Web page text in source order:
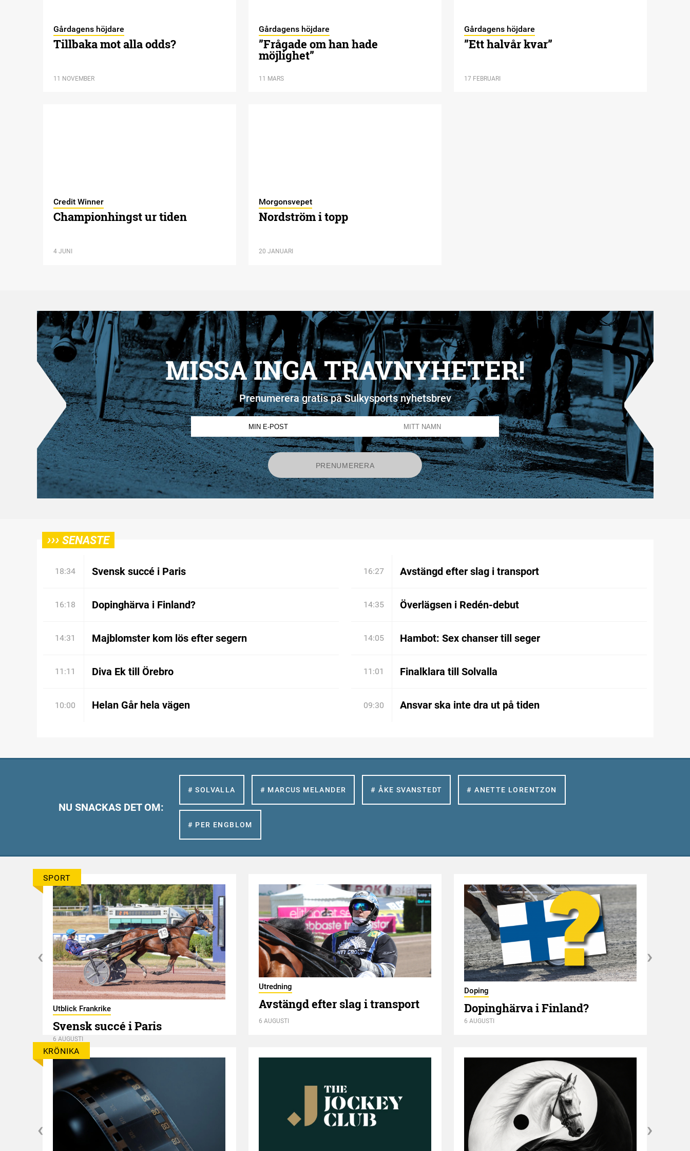
Gårdagens höjdare
Tillbaka mot alla odds?
11 NOVEMBER
Gårdagens höjdare
”Frågade om han hade
möjlighet”
11 MARS
Gårdagens höjdare
”Ett halvår kvar”
17 FEBRUARI
Credit Winner
Championhingst ur tiden
4 JUNI
Morgonsvepet
Nordström i topp
20 JANUARI
MISSA INGA TRAVNYHETER!
Prenumerera gratis på Sulkysports nyhetsbrev
››› SENASTE
18:34 Svensk succé i Paris 16:27 Avstängd efter slag i transport
16:18 Dopinghärva i Finland? 14:35 Överlägsen i Redén-debut
14:31 Majblomster kom lös efter segern 14:05 Hambot: Sex chanser till seger
11:11 Diva Ek till Örebro 11:01 Finalklara till Solvalla
10:00 Helan Går hela vägen 09:30 Ansvar ska inte dra ut på tiden
NU SNACKAS DET OM:
# SOLVALLA # MARCUS MELANDER # ÅKE SVANSTEDT # ANETTE LORENTZON
# PER ENGBLOM
SPORT
Utblick Frankrike
Svensk succé i Paris
6 AUGUSTI
Utredning
Avstängd efter slag i transport
6 AUGUSTI
Doping
Dopinghärva i Finland?
6 AUGUSTI
KRÖNIKA